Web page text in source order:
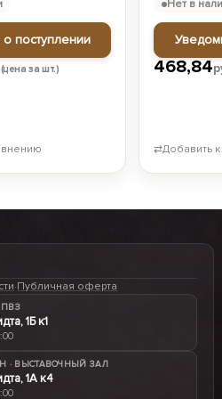
(цена за шт.)
поступлении
468,84
Нет в
⇄Добавить
·Публичная оферта
ПВЗ
1Б к1
· ВЫСТАВОЧНЫЙ ЗАЛ
1А к4